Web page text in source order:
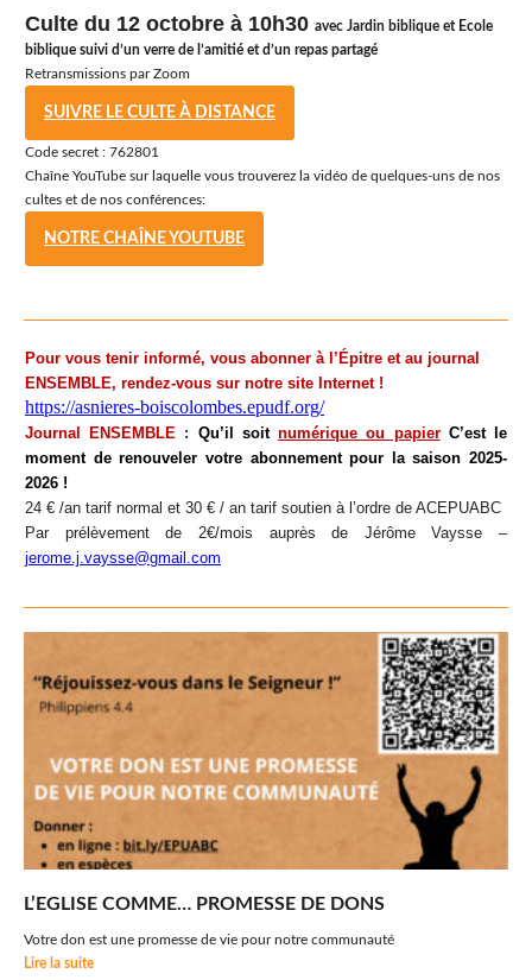
Culte du 12 octobre à 10h30 avec Jardin biblique et Ecole
biblique suivi d’un verre de l’amitié et d’un repas partagé
Retransmissions par Zoom
SUIVRE LE CULTE À DISTANCE
Code secret : 762801
Chaîne YouTube sur laquelle vous trouverez la vidéo de quelques-uns de nos
cultes et de nos conférences:
NOTRE CHAÎNE YOUTUBE
Pour vous tenir informé, vous abonner à ’Épitre et au journal
ENSEMBLE, rendez-vous sur notre site Internet !
https://asnieres-boiscolombes.epudf.org/
Journal ENSEMBLE : Qu’il soitnumérique ou papier C’est le
moment de renouveler votre abonnement pour la saison 2025-
2026 !
24 € /an tarif normal et 30 € / an tarif soutien à ’ordre de ACEPUABC
Par prél èvement de 2€/mois auprès de Jérôme Vaysse
–
jerome.j.vaysse@gmail.com
L’EGLISE COMME… PROMESSE DE DONS
Votre don est une promesse de vie pour notre communauté
Lire la suite